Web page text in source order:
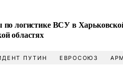
по логистике ВСУ в
областях
ПУТИН ЕВРОСОЮЗ